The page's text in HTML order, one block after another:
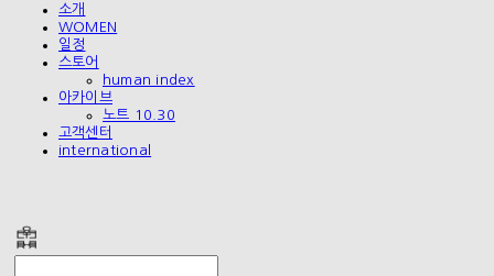
소개
WOMEN
일정
스토어
human index
아카이브
노트 10.30
고객센터
international